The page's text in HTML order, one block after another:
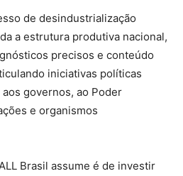
de desindustrialização
a estrutura produtiva nacional,
precisos e conteúdo
iniciativas políticas
governos, ao Poder
e organismos
Brasil assume é de investir